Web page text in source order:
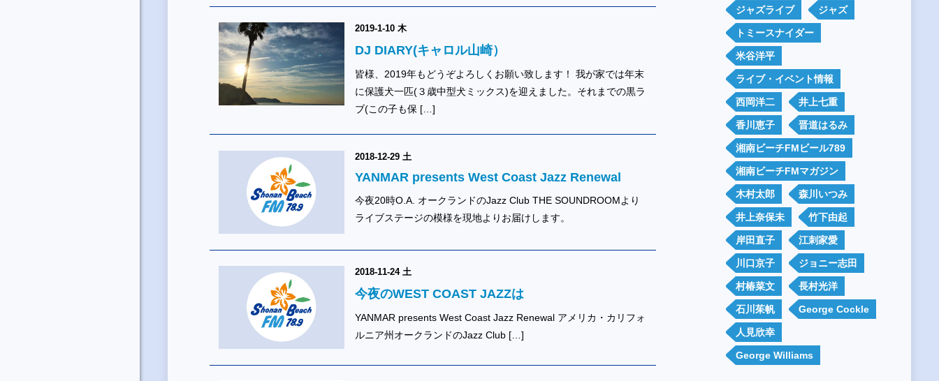
2019-1-10 木
DJ DIARY(キャロル山崎）
皆様、2019年もどうぞよろしくお願い致します！ 我が家では年末
に保護犬一匹(３歳中型犬ミックス)を迎えました。それまでの黒ラ
ブ(この子も保 […]
2018-12-29 土
YANMAR presents West Coast Jazz Renewal
今夜20時O.A. オークランドのJazz Club THE SOUNDROOMより
ライブステージの模様を現地よりお届けします。
2018-11-24 土
今夜のWEST COAST JAZZは
YANMAR presents West Coast Jazz Renewal アメリカ・カリフォ
ルニア州オークランドのJazz Club […]
ジャズライブ ジャズ
トミースナイダー
米谷洋平
ライブ・イベント情報
西岡洋二 井上七重
香川恵子 晋道はるみ
湘南ビーチFMビール789
湘南ビーチFMマガジン
木村太郎 森川いつみ
井上奈保未 竹下由起
岸田直子 江刺家愛
川口京子 ジョニー志田
村椿菜文 長村光洋
石川茱帆 George Cockle
人見欣幸
George Williams